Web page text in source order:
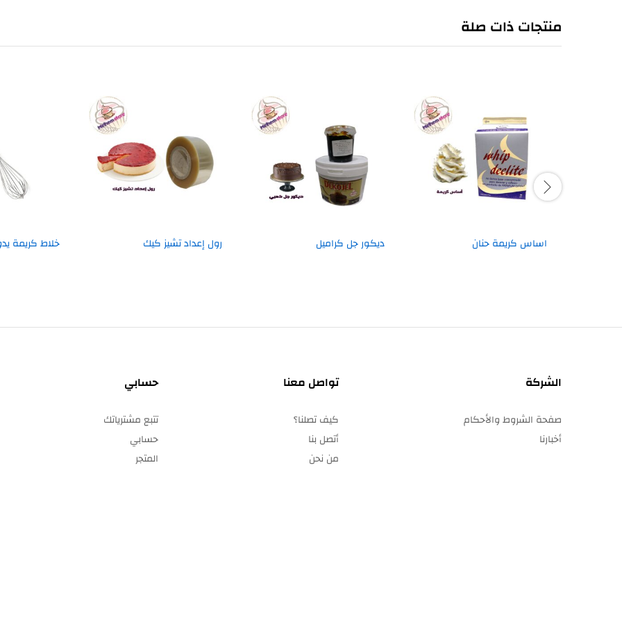
منتجات ذات صلة
اساس كريمة حنان ديكور جل كراميل رول إعداد تشيز كيك خلاط كريمة
الشركة
صفحة الشروط والأحكام
أخبارنا
تواصل معنا
كيف تصلنا؟
أتصل بنا
من نحن
حسابي
تتبع مشترياتك
حسابي
المتجر